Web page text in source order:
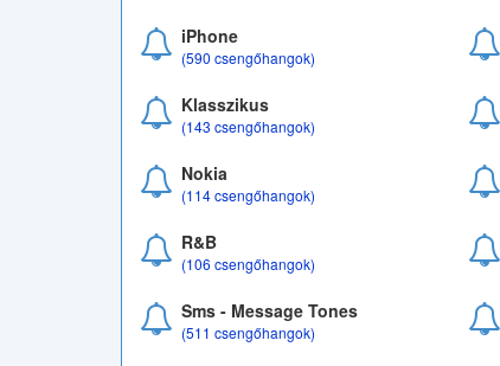
iPhone
(590 csengőhangok)
Klasszikus
(143 csengőhangok)
Nokia
(114 csengőhangok)
R&B
(106 csengőhangok)
Sms - Message Tones
(511 csengőhangok)